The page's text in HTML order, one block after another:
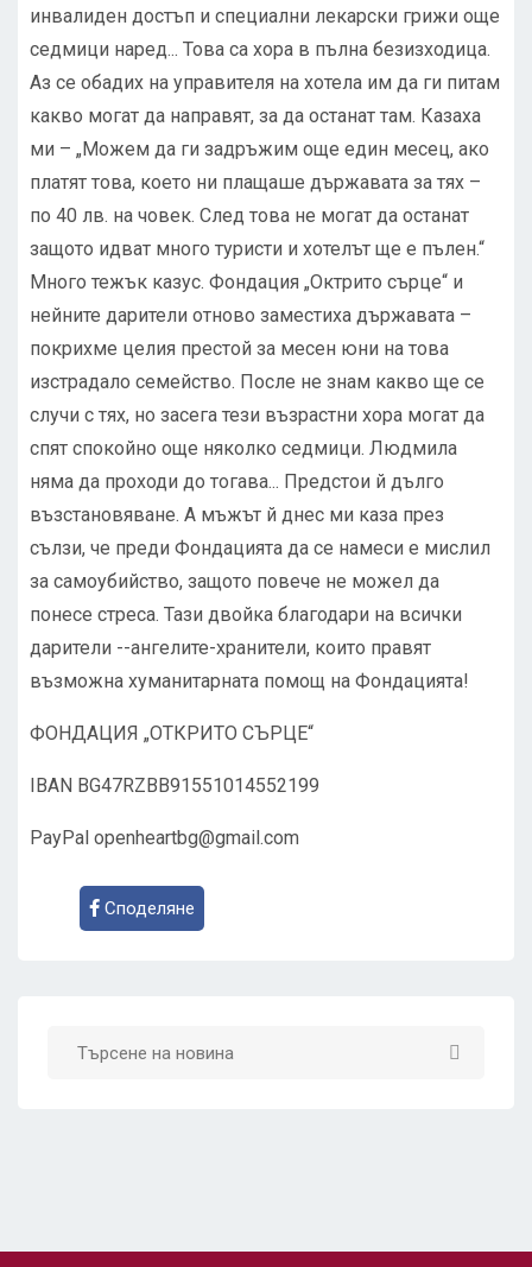
инвалиден достъп и специални лекарски грижи още
седмици наред... Това са хора в пълна безизходица.
Аз се обадих на управителя на хотела им да ги питам
какво могат да направят, за да останат там. Казаха
ми – „Можем да ги задръжим още един месец, ако
платят това, което ни плащаше държавата за тях –
по 40 лв. на човек. След това не могат да останат
защото идват много туристи и хотелът ще е пълен.“
Много тежък казус. Фондация „Октрито сърце“ и
нейните дарители отново заместиха държавата –
покрихме целия престой за месен юни на това
изстрадало семейство. После не знам какво ще се
случи с тях, но засега тези възрастни хора могат да
спят спокойно още няколко седмици. Людмила
няма да проходи до тогава... Предстои й дълго
възстановяване. А мъжът й днес ми каза през
сълзи, че преди Фондацията да се намеси е мислил
за самоубийство, защото повече не можел да
понесе стреса. Тази двойка благодари на всички
дарители --ангелите-хранители, които правят
възможна хуманитарната помощ на Фондацията!
ФОНДАЦИЯ „ОТКРИТО СЪРЦЕ“
IBAN BG47RZBB91551014552199
PayPal openheartbg@gmail.com
Споделяне